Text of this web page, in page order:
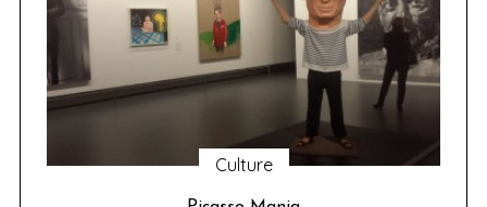
Culture